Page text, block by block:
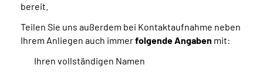
bereit.
Teilen Sie uns außerdem bei Kontaktaufnahme neben
Ihrem Anliegen auch immerfolgende Angaben mit:
Ihren vollständigen Namen